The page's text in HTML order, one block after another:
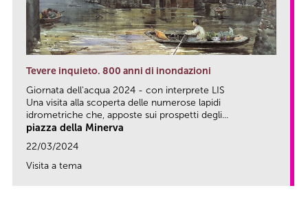
Tevere inquieto. 800 anni di inondazioni
Giornata dell'acqua 2024 - con interprete LIS
Una visita alla scoperta delle numerose lapidi
idrometriche che, apposte sui prospetti degli...
piazza della Minerva
22/03/2024
Visita a tema